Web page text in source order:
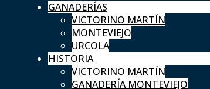
GANADERÍAS
VICTORINO MARTÍN
MONTEVIEJO
URCOLA
HISTORIA
VICTORINO MARTÍN
GANADERÍA MONTEVIEJO